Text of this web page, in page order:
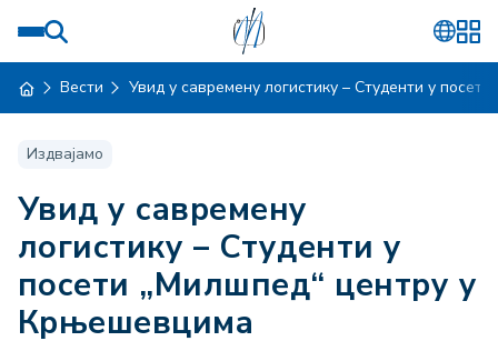
Вести Увид у савремену логистику – Студенти у
Издвајамо
Увид у савремену
логистику – Студенти у
посети „Милшпед“ центру у
Крњешевцима